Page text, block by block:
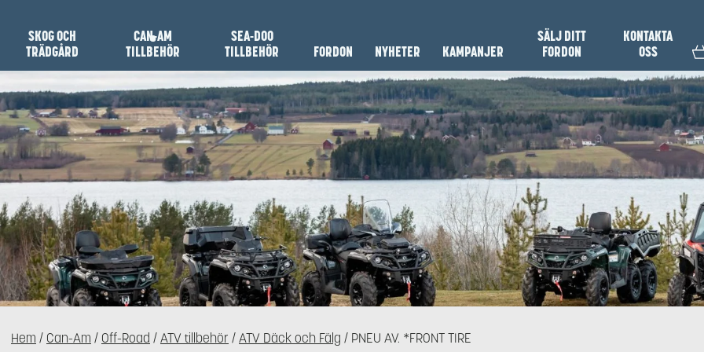
SKOG OCH
TRÄDGÅRD
CAN-AM
TILLBEHÖR
SEA-DOO
TILLBEHÖR
FORDON NYHETER KAMPANJER
SÄLJ DITT
FORDON
KONTAKTA
OSS
Hem / Can-Am / Off-Road /ATV tillbehör /ATV Däck och Fälg / PNEU AV. *FRONT TIRE